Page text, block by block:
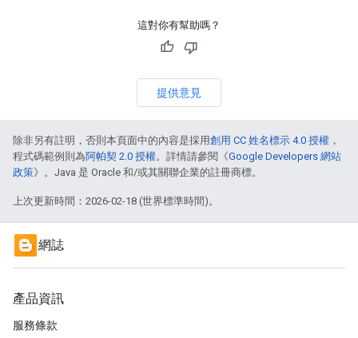
這對你有幫助嗎？
提供意見
除非另有註明，否則本頁面中的內容是採用創用 CC 姓名標示 4.0 授權 ，
程式碼範例則為阿帕契 2.0 授權。詳情請參閱《Google Developers 網站
政策》。Java 是 Oracle 和/或其關聯企業的註冊商標。
上次更新時間：2026-02-18 (世界標準時間)。
網誌
產品資訊
服務條款